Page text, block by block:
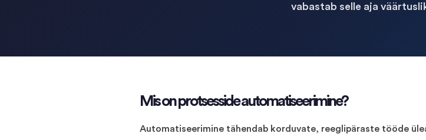
vabastab selle aja
Mis on protsesside automatiseerimine?
Automatiseerimine tähendab korduvate, reeglipäraste tööde